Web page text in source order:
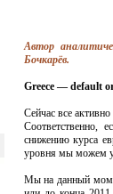
Автор
Бочкарёв.
Greece — default
Сейчас все
Соответственно,
снижению курса
уровня мы можем
Мы на данный